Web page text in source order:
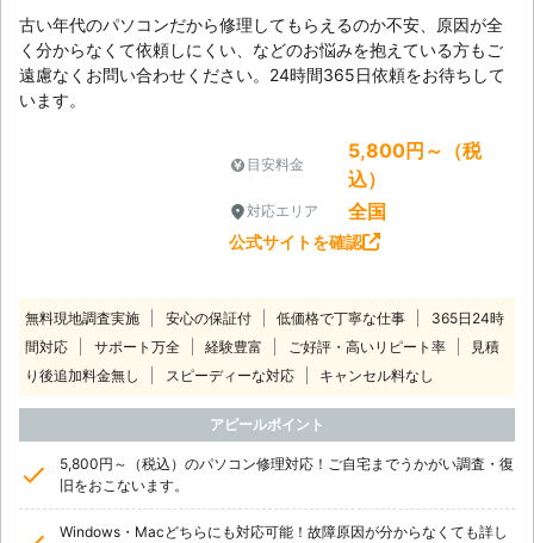
古い年代のパソコンだから修理してもらえるのか不安、原因が全
く分からなくて依頼しにくい、などのお悩みを抱えている方もご
遠慮なくお問い合わせください。24時間365日依頼をお待ちして
います。
目安料金
5,800円～（税
込）
対応エリア 全国
公式サイトを確認
無料現地調査実施 安心の保証付 低価格で丁寧な仕事
365日24時
間対応
サポート万全 経験豊富 ご好評・高いリピート率
見積
り後追加料金無し
スピーディーな対応 キャンセル料なし
アピールポイント
5,800円～（税込）のパソコン修理対応！ご自宅までうかがい調査・復
旧をおこないます。
Windows・Macどちらにも対応可能！故障原因が分からなくても詳し